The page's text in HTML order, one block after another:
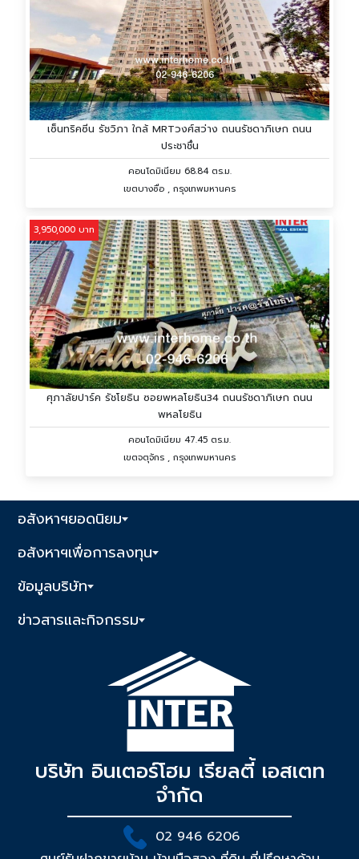
เซ็นทริคซีน รัชวิภา ใกล้ MRTวงศ์สว่าง ถนนรัชดาภิเษก ถนน
ประชาชื่น
คอนโดมิเนียม 68.84 ตร.ม.
เขตบางซื่อ , กรุงเทพมหานคร
3,950,000 บาท
ศุภาลัยปาร์ค รัชโยธิน ซอยพหลโยธิน34 ถนนรัชดาภิเษก ถนน
พหลโยธิน
คอนโดมิเนียม 47.45 ตร.ม.
เขตจตุจักร , กรุงเทพมหานคร
อสังหาฯยอดนิยม
อสังหาฯเพื่อการลงทุน
ข้อมูลบริษัท
ข่าวสารและกิจกรรม
บริษัท อินเตอร์โฮม เรียลตี้ เอสเตท
จำกัด
02 946 6206